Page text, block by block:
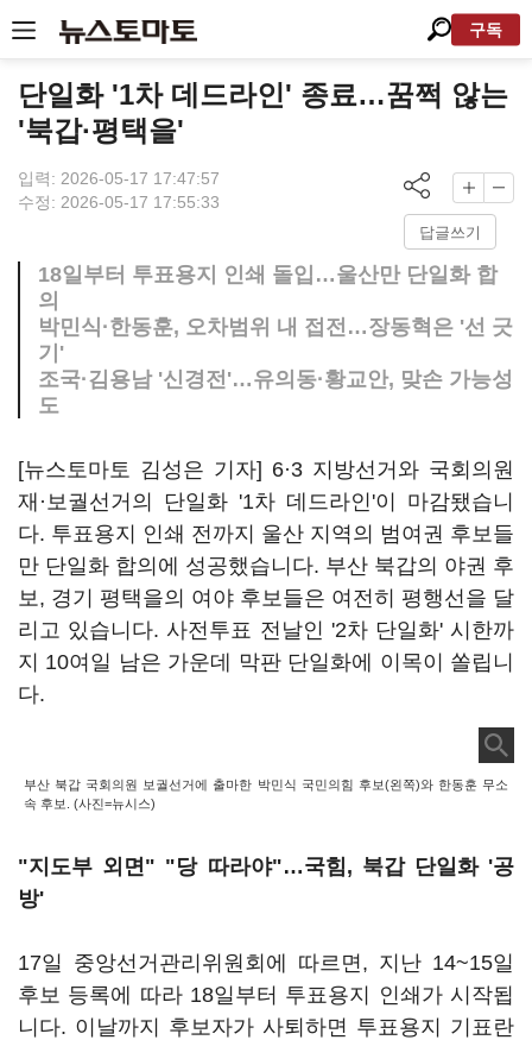
구독
단일화 '1차 데드라인' 종료…꿈쩍 않는
'북갑·평택을'
입력: 2026-05-17 17:47:57
수정: 2026-05-17 17:55:33
답글쓰기
18일부터 투표용지 인쇄 돌입…울산만 단일화 합
의
박민식·한동훈, 오차범위 내 접전…장동혁은 '선 긋
기'
조국·김용남 '신경전'…유의동·황교안, 맞손 가능성
도
[뉴스토마토 김성은 기자] 6·3 지방선거와 국회의원
재·보궐선거의 단일화 '1차 데드라인'이 마감됐습니
다. 투표용지 인쇄 전까지 울산 지역의 범여권 후보들
만 단일화 합의에 성공했습니다. 부산 북갑의 야권 후
보, 경기 평택을의 여야 후보들은 여전히 평행선을 달
리고 있습니다. 사전투표 전날인 '2차 단일화' 시한까
지 10여일 남은 가운데 막판 단일화에 이목이 쏠립니
다.
부산 북갑 국회의원 보궐선거에 출마한 박민식 국민의힘 후보(왼쪽)와 한동훈 무소
속 후보. (사진=뉴시스)
"지도부 외면" "당 따라야"…국힘, 북갑 단일화 '공
방'
17일 중앙선거관리위원회에 따르면, 지난 14~15일
후보 등록에 따라 18일부터 투표용지 인쇄가 시작됩
니다. 이날까지 후보자가 사퇴하면 투표용지 기표란